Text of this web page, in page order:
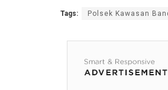
Tags: Polsek Kawasan